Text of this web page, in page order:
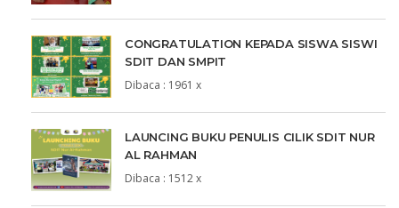
CONGRATULATION KEPADA SISWA SISWI
SDIT DAN SMPIT
Dibaca : 1961 x
LAUNCING BUKU PENULIS CILIK SDIT NUR
AL RAHMAN
Dibaca : 1512 x